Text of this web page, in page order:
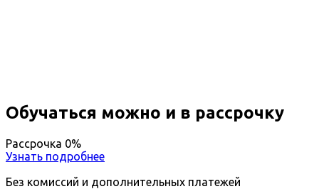
Обучаться можно и в рассрочку
Рассрочка 0%
Узнать подробнее
Без комиссий и дополнительных платежей